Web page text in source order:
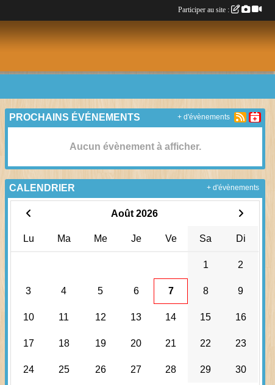
PROCHAINS ÉVÉNEMENTS
Aucun évènement à afficher.
+ d'évènements
CALENDRIER
Août 2026
Lu Ma Me Je Ve Sa Di
1 2
3 4 5 6 7 8 9
10 11 12 13 14 15 16
17 18 19 20 21 22 23
24 25 26 27 28 29 30
+ d'évènements
Participer au site :